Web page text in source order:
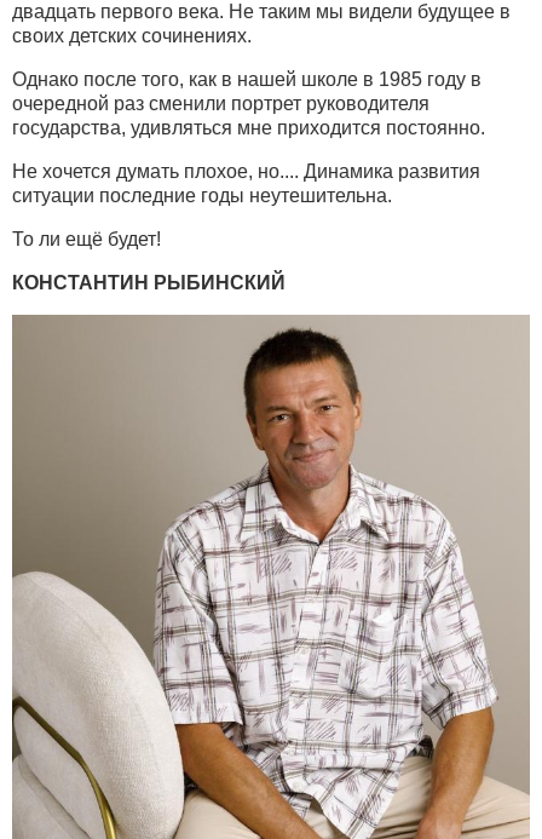
двадцать первого века. Не таким мы видели будущее в
своих детских сочинениях.
Однако после того, как в нашей школе в 1985 году в
очередной раз сменили портрет руководителя
государства, удивляться мне приходится постоянно.
Не хочется думать плохое, но.... Динамика развития
ситуации последние годы неутешительна.
То ли ещё будет!
КОНСТАНТИН РЫБИНСКИЙ